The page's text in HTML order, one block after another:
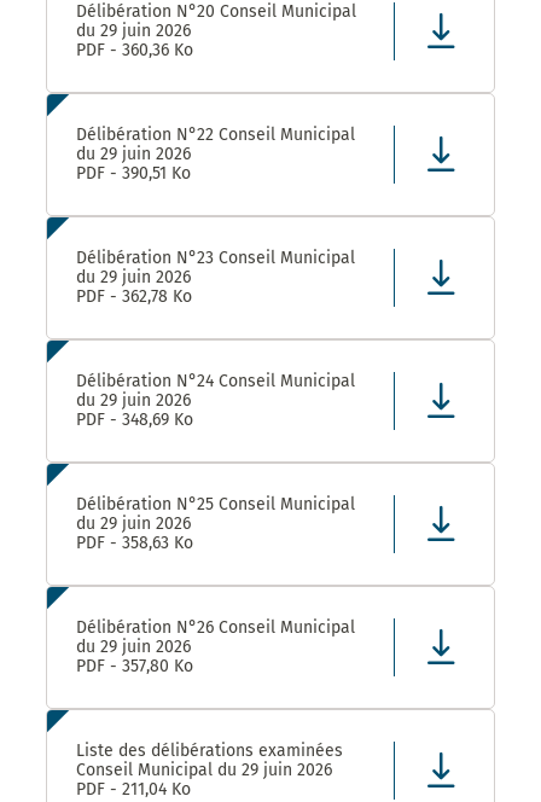
Délibération N°20 Conseil Municipal
du 29 juin 2026
PDF - 360,36 Ko
Délibération N°22 Conseil Municipal
du 29 juin 2026
PDF - 390,51 Ko
Délibération N°23 Conseil Municipal
du 29 juin 2026
PDF - 362,78 Ko
Délibération N°24 Conseil Municipal
du 29 juin 2026
PDF - 348,69 Ko
Délibération N°25 Conseil Municipal
du 29 juin 2026
PDF - 358,63 Ko
Délibération N°26 Conseil Municipal
du 29 juin 2026
PDF - 357,80 Ko
Liste des délibérations examinées
Conseil Municipal du 29 juin 2026
PDF - 211,04 Ko